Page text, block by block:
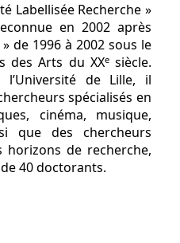
Labellisée Recherche »
en 2002 après
de 1996 à 2002 sous le
des Arts du XXesiècle.
de Lille, il
spécialisés en
cinéma, musique,
que des chercheurs
horizons de recherche,
40 doctorants.